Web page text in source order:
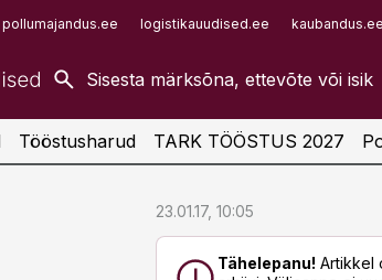
pollumajandus.ee logistikauudised.ee kaubandus.ee
imelineajalugu.ee
Infopank
Tööstusharud TARK TÖÖSTUS 2027
23.01.17, 10:05
Tähelepanu! Artikkel